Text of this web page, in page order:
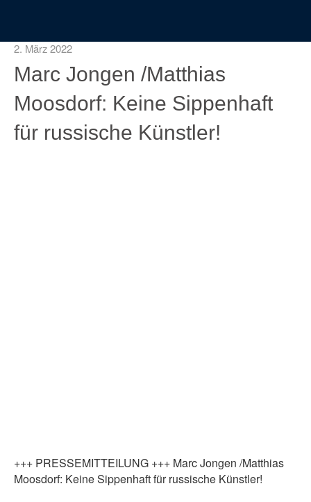
2. März 2022
Marc Jongen /Matthias
Moosdorf: Keine Sippenhaft
für russische Künstler!
+++ PRESSEMITTEILUNG +++ Marc Jongen /Matthias
Moosdorf: Keine Sippenhaft für russische Künstler!